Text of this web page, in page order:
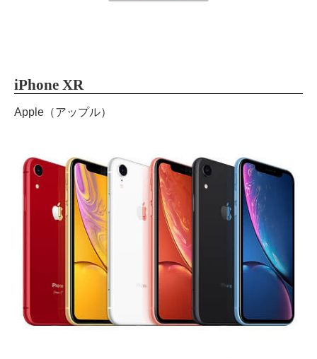
iPhone XR
Apple（アップル）